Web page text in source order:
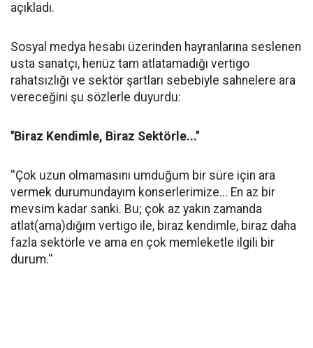
açıkladı.
Sosyal medya hesabı üzerinden hayranlarına seslenen
usta sanatçı, henüz tam atlatamadığı vertigo
rahatsızlığı ve sektör şartları sebebiyle sahnelere ara
vereceğini şu sözlerle duyurdu:
''Biraz Kendimle, Biraz Sektörle...''
''Çok uzun olmamasını umduğum bir süre için ara
vermek durumundayım konserlerimize... En az bir
mevsim kadar sanki. Bu; çok az yakın zamanda
atlat(ama)dığım vertigo ile, biraz kendimle, biraz daha
fazla sektörle ve ama en çok memleketle ilgili bir
durum.''